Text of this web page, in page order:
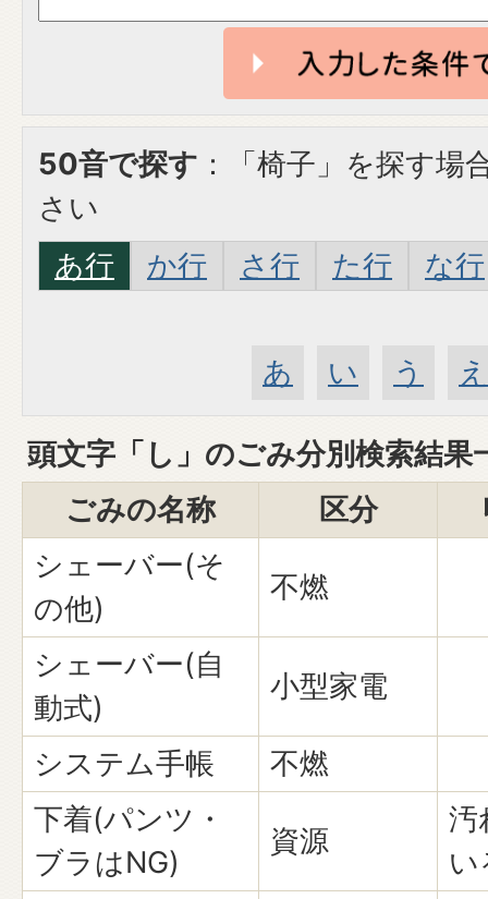
50音で探す ：「椅子」を探す場
さい
あ行
か行 さ行 た行 な行
あ い う え
頭文字「 し 」のごみ分別検索結果
ごみの名称
区分
シェーバー(そ
の他)
不燃
シェーバー(自
動式)
小型家電
システム手帳
不燃
下着(パンツ・
ブラはNG)
資源
汚
い